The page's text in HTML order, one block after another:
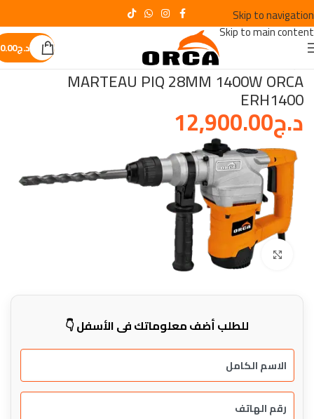
Skip to navigation
Skip to main content
د.ج0.00
OUTILS DE CHANTIER
MARTEAU PIQ 28MM 1400W ORCA
ERH1400
د.ج12,900.00
Click to enlarge
للطلب أضف معلوماتك في الأسفل 👇